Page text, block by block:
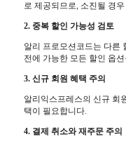
로 제공되므로, 소진될 경
2. 중복 할인 가능성 검토
알리 프로모션코드는 다른
전에 가능한 모든 할인 옵
3. 신규 회원 혜택 주의
알리익스프레스의 신규 회
택이 필요합니다.
4. 결제 취소와 재주문 주의